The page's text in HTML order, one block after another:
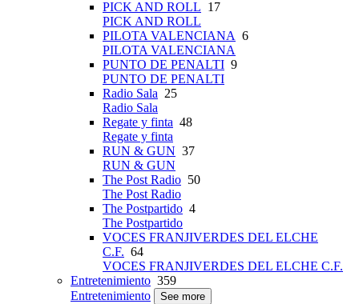
PICK AND ROLL 17
PICK AND ROLL
PILOTA VALENCIANA 6
PILOTA VALENCIANA
PUNTO DE PENALTI 9
PUNTO DE PENALTI
Radio Sala 25
Radio Sala
Regate y finta 48
Regate y finta
RUN & GUN 37
RUN & GUN
The Post Radio 50
The Post Radio
The Postpartido 4
The Postpartido
VOCES FRANJIVERDES DEL ELCHE
C.F. 64
VOCES FRANJIVERDES DEL ELCHE C.F.
Entretenimiento 359
Entretenimiento
See more